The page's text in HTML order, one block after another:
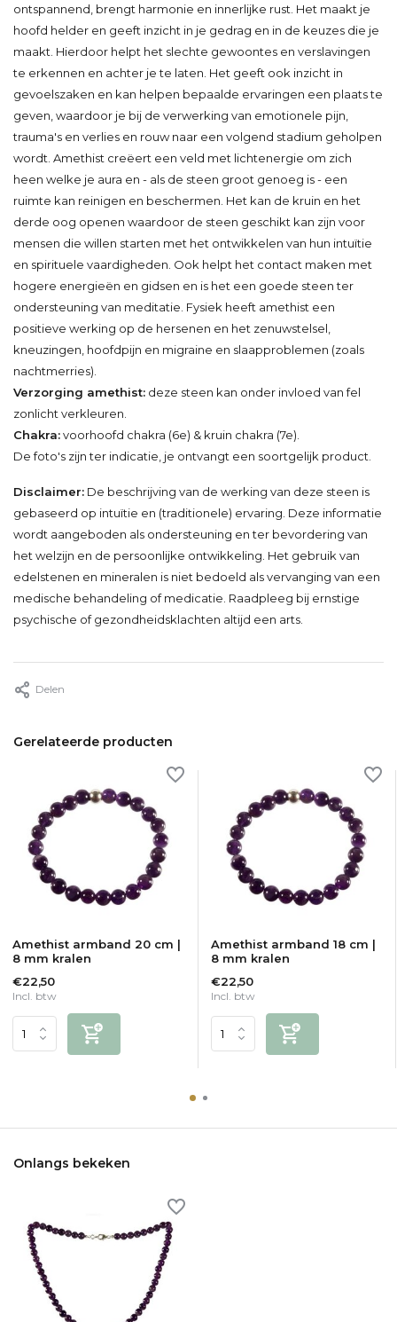
ontspannend, brengt harmonie en innerlijke rust. Het maakt je
hoofd helder en geeft inzicht in je gedrag en in de keuzes die je
maakt. Hierdoor helpt het slechte gewoontes en verslavingen
te erkennen en achter je te laten. Het geeft ook inzicht in
gevoelszaken en kan helpen bepaalde ervaringen een plaats te
geven, waardoor je bij de verwerking van emotionele pijn,
trauma's en verlies en rouw naar een volgend stadium geholpen
wordt. Amethist creëert een veld met lichtenergie om zich
heen welke je aura en - als de steen groot genoeg is - een
ruimte kan reinigen en beschermen. Het kan de kruin en het
derde oog openen waardoor de steen geschikt kan zijn voor
mensen die willen starten met het ontwikkelen van hun intuïtie
en spirituele vaardigheden. Ook helpt het contact maken met
hogere energieën en gidsen en is het een goede steen ter
ondersteuning van meditatie. Fysiek heeft amethist een
positieve werking op de hersenen en het zenuwstelsel,
kneuzingen, hoofdpijn en migraine en slaapproblemen (zoals
nachtmerries).
Verzorging amethist: deze steen kan onder invloed van fel
zonlicht verkleuren.
Chakra:voorhoofd chakra (6e) & kruin chakra (7e).
De foto's zijn ter indicatie, je ontvangt een soortgelijk product.
Disclaimer: De beschrijving van de werking van deze steen is
gebaseerd op intuïtie en (traditionele) ervaring. Deze informatie
wordt aangeboden als ondersteuning en ter bevordering van
het welzijn en de persoonlijke ontwikkeling. Het gebruik van
edelstenen en mineralen is niet bedoeld als vervanging van een
medische behandeling of medicatie. Raadpleeg bij ernstige
psychische of gezondheidsklachten altijd een arts.
Delen
Gerelateerde producten
Amethist armband 20 cm |
8 mm kralen
€22,50
Incl. btw
Amethist armband 18 cm |
8 mm kralen
€22,50
Incl. btw
Onlangs bekeken